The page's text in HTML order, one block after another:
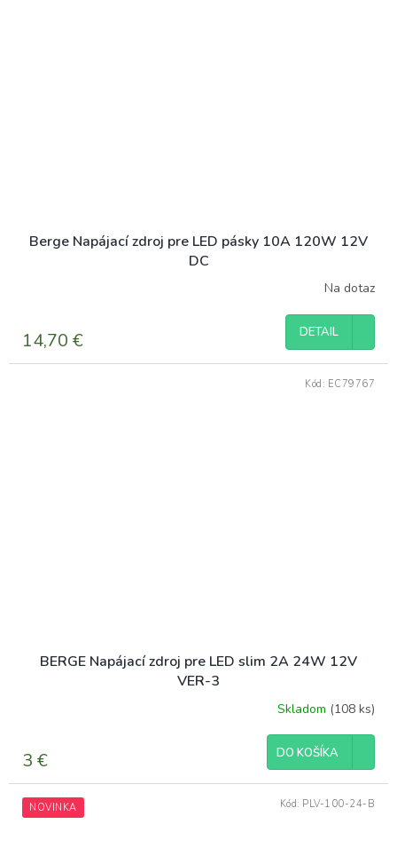
Berge Napájací zdroj pre LED pásky 10A 120W 12V
DC
Na dotaz
14,70 € DETAIL
BERGE Napájací zdroj pre LED slim 2A 24W 12V
VER-3
Skladom (108 ks)
3 € DO KOŠÍKA
Kód: EC79767
NOVINKA Kód: PLV-100-24-B